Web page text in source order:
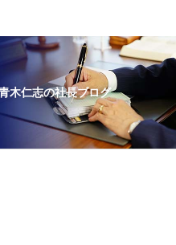
木仁志の社長ブログ